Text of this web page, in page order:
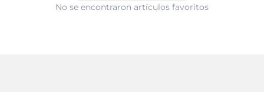
No se encontraron artículos favoritos